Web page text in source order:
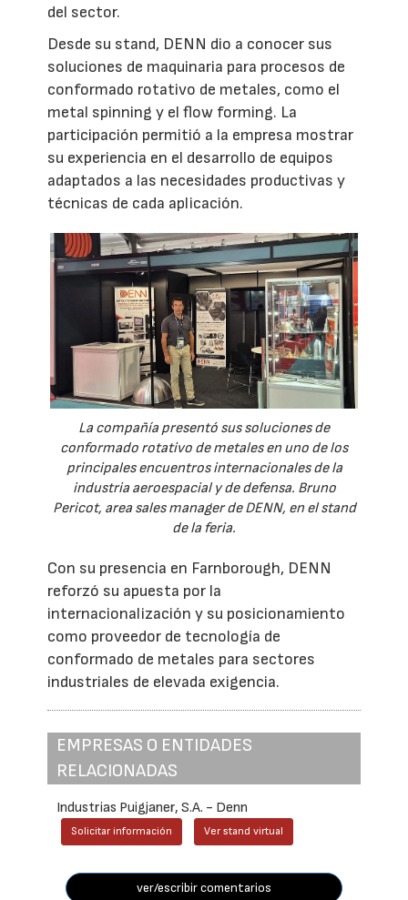
del sector.
Desde su stand, DENN dio a conocer sus
soluciones de maquinaria para procesos de
conformado rotativo de metales, como el
metal spinning y el flow forming. La
participación permitió a la empresa mostrar
su experiencia en el desarrollo de equipos
adaptados a las necesidades productivas y
técnicas de cada aplicación.
La compañía presentó sus soluciones de
conformado rotativo de metales en uno de los
principales encuentros internacionales de la
industria aeroespacial y de defensa. Bruno
Pericot, area sales manager de DENN, en el stand
de la feria.
Con su presencia en Farnborough, DENN
reforzó su apuesta por la
internacionalización y su posicionamiento
como proveedor de tecnología de
conformado de metales para sectores
industriales de elevada exigencia.
EMPRESAS O ENTIDADES
RELACIONADAS
Industrias Puigjaner, S.A. - Denn
Solicitar información Ver stand virtual
ver/escribir comentarios